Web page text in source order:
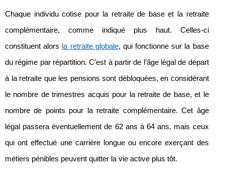
Chaque individu cotise pour la retraite de base et la retraite
complémentaire, comme indiqué plus haut. Celles-ci
constituent alors la retraite globale, qui fonctionne sur la base
du régime par répartition. C’est à partir de l’âge légal de départ
à la retraite que les pensions sont débloquées, en considérant
le nombre de trimestres acquis pour la retraite de base, et le
nombre de points pour la retraite complémentaire. Cet âge
légal passera éventuellement de 62 ans à 64 ans, mais ceux
qui ont effectué une carrière longue ou encore exerçant des
métiers pénibles peuvent quitter la vie active plus tôt.